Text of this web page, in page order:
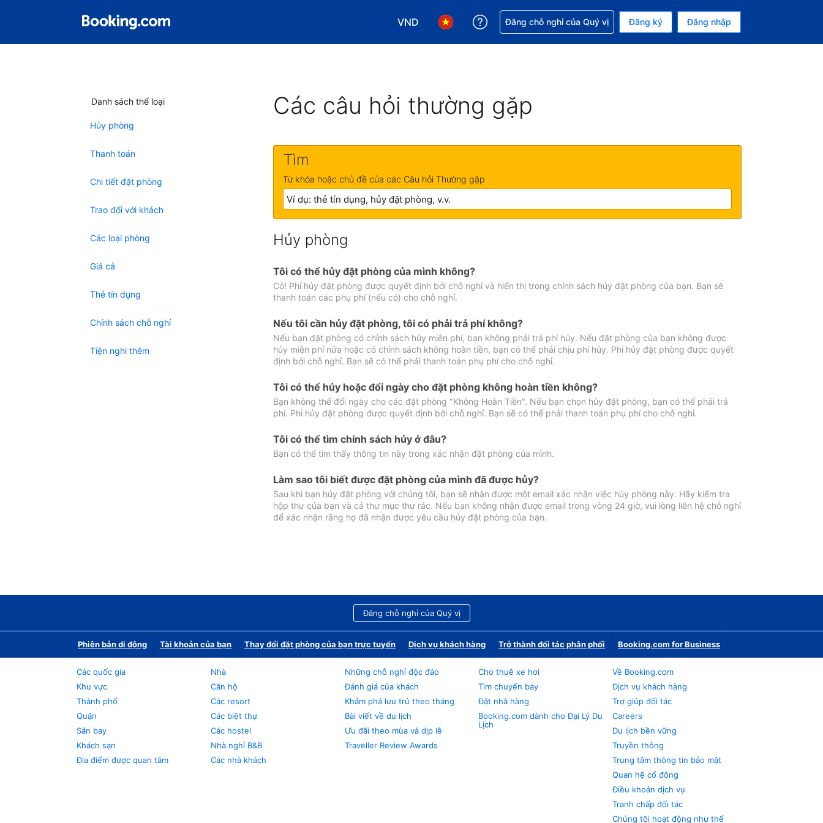
VND
Chọn loại tiền tệ của bạn. Loại tiền tệ hiện tại của bạn là Đồng
Chọn ngôn ngữ của bạn. Ngôn ngữ hiện tại của bạn là Tiếng Việt
Nhận trợ giúp với đặt chỗ
Đăng chỗ nghỉ của Quý vị Đăng ký Đăng nhập
Danh sách thể loại
Hủy phòng
Thanh toán
Chi tiết đặt phòng
Trao đổi với khách
Các loại phòng
Giá cả
Thẻ tín dụng
Chính sách chỗ nghỉ
Tiện nghi thêm
Các câu hỏi thường gặp
Tìm
Từ khóa hoặc chủ đề của các Câu hỏi Thường gặp
Hủy phòng
Tôi có thể hủy đặt phòng của mình không?
Có! Phí hủy đặt phòng được quyết định bởi chỗ nghỉ và hiển thị trong chính sách hủy đặt phòng của bạn. Bạn sẽ
thanh toán các phụ phí (nếu có) cho chỗ nghỉ.
Nếu tôi cần hủy đặt phòng, tôi có phải trả phí không?
Nếu bạn đặt phòng có chính sách hủy miễn phí, bạn không phải trả phí hủy. Nếu đặt phòng của bạn không được
hủy miễn phí nữa hoặc có chính sách không hoàn tiền, bạn có thể phải chịu phí hủy. Phí hủy đặt phòng được quyết
định bởi chỗ nghỉ. Bạn sẽ có thể phải thanh toán phụ phí cho chỗ nghỉ.
Tôi có thể hủy hoặc đổi ngày cho đặt phòng không hoàn tiền không?
Bạn không thể đổi ngày cho các đặt phòng "Không Hoàn Tiền". Nếu bạn chọn hủy đặt phòng, bạn có thể phải trả
phí. Phí hủy đặt phòng được quyết định bởi chỗ nghỉ. Bạn sẽ có thể phải thanh toán phụ phí cho chỗ nghỉ.
Tôi có thể tìm chính sách hủy ở đâu?
Bạn có thể tìm thấy thông tin này trong xác nhận đặt phòng của mình.
Làm sao tôi biết được đặt phòng của mình đã được hủy?
Sau khi bạn hủy đặt phòng với chúng tôi, bạn sẽ nhận được một email xác nhận việc hủy phòng này. Hãy kiểm tra
hộp thư của bạn và cả thư mục thư rác. Nếu bạn không nhận được email trong vòng 24 giờ, vui lòng liên hệ chỗ nghỉ
để xác nhận rằng họ đã nhận được yêu cầu hủy đặt phòng của bạn.
Đăng chỗ nghỉ của Quý vị
Phiên bản di động Tài khoản của bạn Thay đổi đặt phòng của bạn trực tuyến Dịch vụ khách hàng Trở thành đối tác phân phối Booking.com for Business
Các quốc gia
Khu vực
Thành phố
Quận
Sân bay
Khách sạn
Địa điểm được quan tâm
Nhà
Căn hộ
Các resort
Các biệt thự
Các hostel
Nhà nghỉ B&B
Các nhà khách
Những chỗ nghỉ độc đáo
Đánh giá của khách
Khám phá lưu trú theo tháng
Bài viết về du lịch
Ưu đãi theo mùa và dịp lễ
Traveller Review Awards
Cho thuê xe hơi
Tìm chuyến bay
Đặt nhà hàng
Booking.com dành cho Đại Lý Du
Lịch
Về Booking.com
Dịch vụ khách hàng
Trợ giúp đối tác
Careers
Du lịch bền vững
Truyền thông
Trung tâm thông tin bảo mật
Quan hệ cổ đông
Điều khoản dịch vụ
Tranh chấp đối tác
Chúng tôi hoạt động như thế